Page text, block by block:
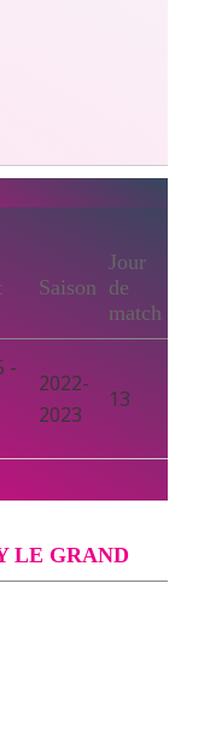
Saison
Jour
de
match
-
2022-
2023
13
LE GRAND